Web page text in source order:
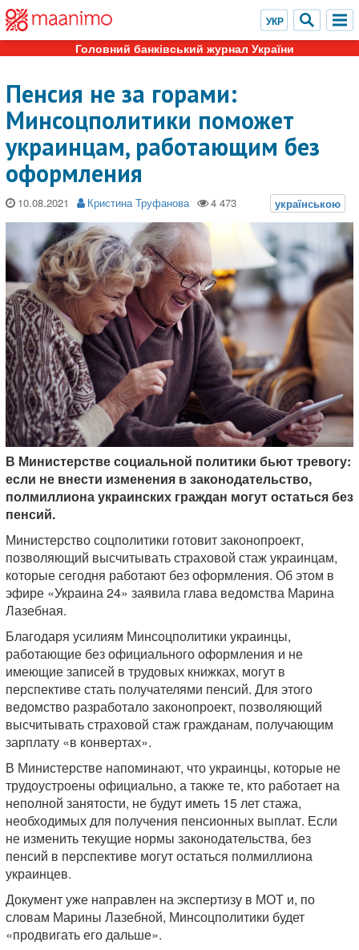
Головний банківський журнал України
Пенсия не за горами:
Минсоцполитики поможет
украинцам, работающим без
оформления
10.08.2021 Кристина Труфанова
В Министерстве социальной политики бьют тревогу:
если не внести изменения в законодательство,
полмиллиона украинских граждан могут остаться без
пенсий.
Министерство соцполитики готовит законопроект,
позволяющий высчитывать страховой стаж украинцам,
которые сегодня работают без оформления. Об этом в
эфире «Украина 24» заявила глава ведомства Марина
Лазебная.
Благодаря усилиям Минсоцполитики украинцы,
работающие без официального оформления и не
имеющие записей в трудовых книжках, могут в
перспективе стать получателями пенсий. Для этого
ведомство разработало законопроект, позволяющий
высчитывать страховой стаж гражданам, получающим
зарплату «в конвертах».
В Министерстве напоминают, что украинцы, которые не
трудоустроены официально, а также те, кто работает на
неполной занятости, не будут иметь 15 лет стажа,
необходимых для получения пенсионных выплат. Если
не изменить текущие нормы законодательства, без
пенсий в перспективе могут остаться полмиллиона
украинцев.
Документ уже направлен на экспертизу в МОТ и, по
словам Марины Лазебной, Минсоцполитики будет
«продвигать его дальше».